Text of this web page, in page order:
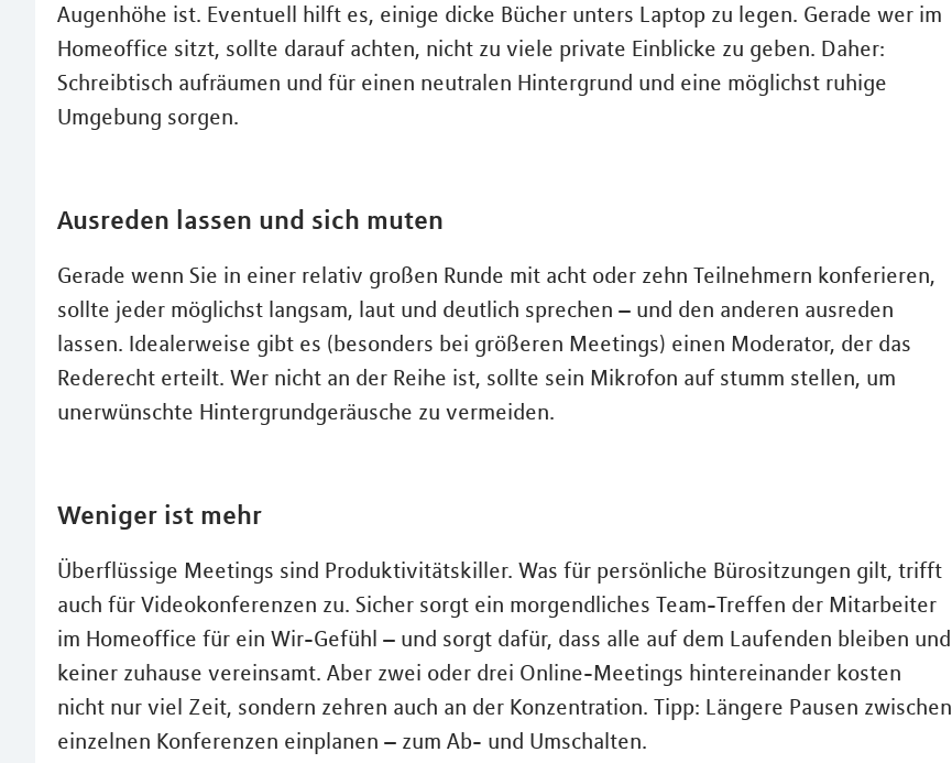
Augenhöhe ist. Eventuell hilft es, einige dicke Bücher unters Laptop zu legen. Gerade wer im
Homeoffice sitzt, sollte darauf achten, nicht zu viele private Einblicke zu geben. Daher:
Schreibtisch aufräumen und für einen neutralen Hintergrund und eine möglichst ruhige
Umgebung sorgen.
Ausreden lassen und sich muten
Gerade wenn Sie in einer relativ großen Runde mit acht oder zehn Teilnehmern konferieren,
sollte jeder möglichst langsam, laut und deutlich sprechen – und den anderen ausreden
lassen. Idealerweise gibt es (besonders bei größeren Meetings) einen Moderator, der das
Rederecht erteilt. Wer nicht an der Reihe ist, sollte sein Mikrofon auf stumm stellen, um
unerwünschte Hintergrundgeräusche zu vermeiden.
Weniger ist mehr
Überflüssige Meetings sind Produktivitätskiller. Was für persönliche Bürositzungen gilt, trifft
auch für Videokonferenzen zu. Sicher sorgt ein morgendliches Team-Treffen der Mitarbeiter
im Homeoffice für ein Wir-Gefühl – und sorgt dafür, dass alle auf dem Laufenden bleiben und
keiner zuhause vereinsamt. Aber zwei oder drei Online-Meetings hintereinander kosten
nicht nur viel Zeit, sondern zehren auch an der Konzentration. Tipp: Längere Pausen zwischen
einzelnen Konferenzen einplanen – zum Ab- und Umschalten.